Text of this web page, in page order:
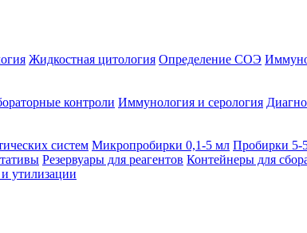
Жидкостная цитология Определение СОЭ
контроли Иммунология и серология
систем Микропробирки 0,1-5 мл Пробирки 5-
Резервуары для реагентов Контейнеры для
утилизации